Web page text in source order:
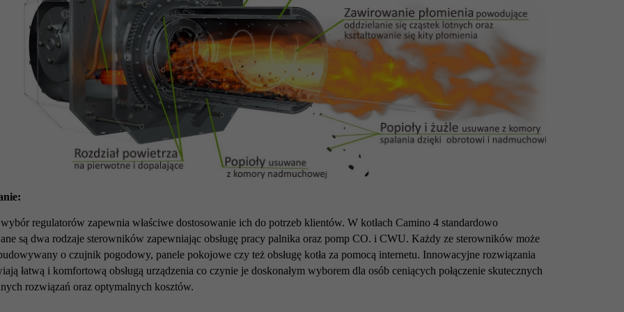
regulatorów zapewnia właściwe dostosowanie ich do potrzeb klientów. W kotłach Camino 4 standardowo
są dwa rodzaje sterowników zapewniając obsługę pracy palnika oraz pomp CO. i CWU. Każdy ze sterowników może
o czujnik pogodowy, panele pokojowe czy też obsługę kotła za pomocą internetu. Innowacyjne rozwiązania
łatwą i komfortową obsługą urządzenia co czynie je doskonałym wyborem dla osób ceniących połączenie skutecznych
rozwiązań oraz optymalnych kosztów.